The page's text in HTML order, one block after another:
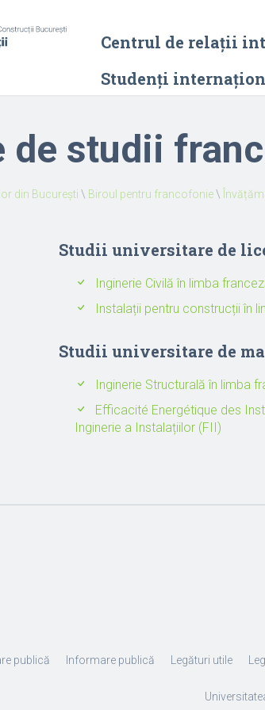
Centrul de relații
Studenți
de studii
din București \ Biroul pentru francofonie\
Studii universitare de
Inginerie Civilă în limba
Instalații pentru construcții în
Studii universitare de
Inginerie Structurală în limba
Efficacité Energétique des
Inginerie a Instalațiilor (FII)
publică Informare publică Legături utile